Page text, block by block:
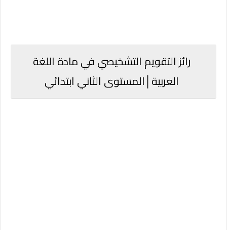
رائز التقويم التشخيصي في مادة اللغة
العربية│المستوى الثاني ابتدائي